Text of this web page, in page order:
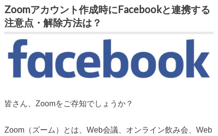
Zoomアカウント作成時にFacebookと連携する
注意点・解除方法は？
皆さん、Zoomをご存知でしょうか？
Zoom（ズーム）とは、Web会議、オンライン飲み会、Web